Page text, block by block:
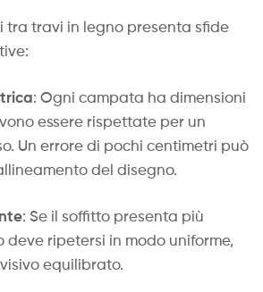
tra travi in legno presenta sfide
: Ogni campata ha dimensioni
essere rispettate per un
Un errore di pochi centimetri può
del disegno.
: Se il soffitto presenta più
deve ripetersi in modo uniforme,
equilibrato.